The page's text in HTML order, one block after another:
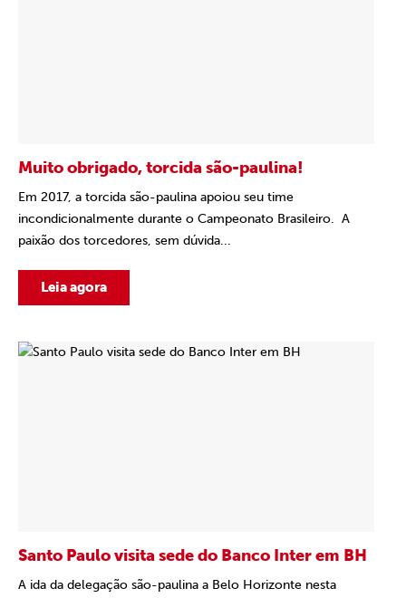
Muito obrigado, torcida são-paulina!
Em 2017, a torcida são-paulina apoiou seu time
incondicionalmente durante o Campeonato Brasileiro. A
paixão dos torcedores, sem dúvida...
Leia agora
Santo Paulo visita sede do Banco Inter em BH
A ida da delegação são-paulina a Belo Horizonte nesta